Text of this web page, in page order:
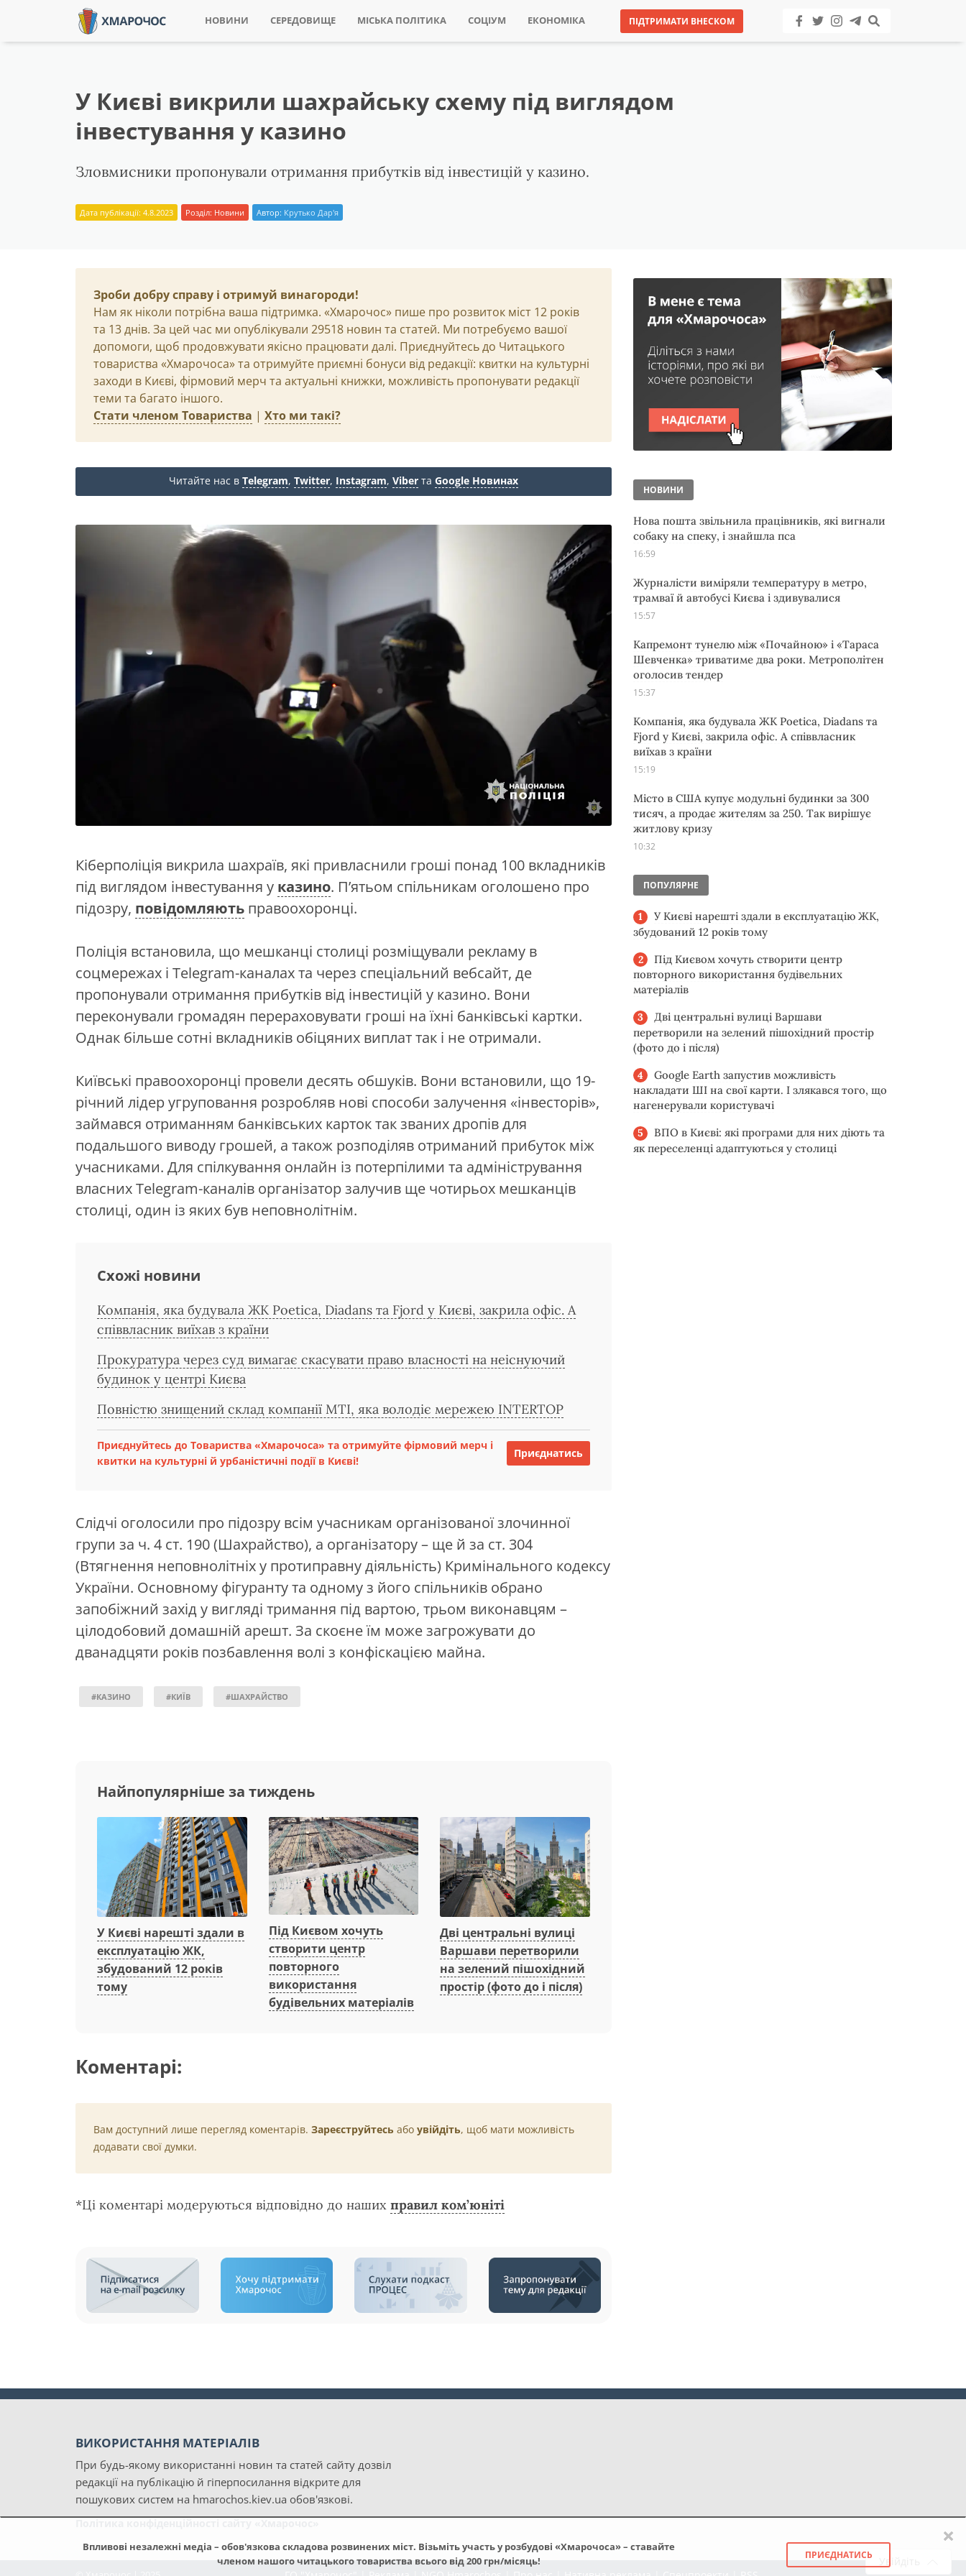
НОВИНИ СЕРЕДОВИЩЕ МІСЬКА ПОЛІТИКА СОЦІУМ ЕКОНОМІКА ПІДТРИМАТИ ВНЕСКОМ
×
Впливові незалежні медіа – обов'язкова складова розвинених міст. Візьміть участь у розбудові «Хмарочоса» – ставайте
членом нашого читацького товариства всього від 200 грн/місяць!
ПРИЄДНАТИСЬ
У Києві викрили шахрайську схему під виглядом
інвестування у казино
Зловмисники пропонували отримання прибутків від інвестицій у казино.
Дата публікації: 4.8.2023 Розділ: Новини Автор: Крутько Дар'я
Зроби добру справу і отримуй винагороди!
Нам як ніколи потрібна ваша підтримка. «Хмарочос» пише про розвиток міст 12 років
та 13 днів. За цей час ми опублікували 29518 новин та статей. Ми потребуємо вашої
допомоги, щоб продовжувати якісно працювати далі. Приєднуйтесь до Читацького
товариства «Хмарочоса» та отримуйте приємні бонуси від редакції: квитки на культурні
заходи в Києві, фірмовий мерч та актуальні книжки, можливість пропонувати редакції
теми та багато іншого.
Стати членом Товариства | Хто ми такі?
Читайте нас в Telegram, Twitter, Instagram, Viber та Google Новинах
Кіберполіція викрила шахраїв, які привласнили гроші понад 100 вкладників
під виглядом інвестування у казино. П’ятьом спільникам оголошено про
підозру, повідомляють правоохоронці.
Поліція встановила, що мешканці столиці розміщували рекламу в
соцмережах і Telegram-каналах та через спеціальний вебсайт, де
пропонували отримання прибутків від інвестицій у казино. Вони
переконували громадян перераховувати гроші на їхні банківські картки.
Однак більше сотні вкладників обіцяних виплат так і не отримали.
Київські правоохоронці провели десять обшуків. Вони встановили, що 19-
річний лідер угруповання розробляв нові способи залучення «інвесторів»,
займався отриманням банківських карток так званих дропів для
подальшого виводу грошей, а також розподіляв отриманий прибуток між
учасниками. Для спілкування онлайн із потерпілими та адміністрування
власних Telegram-каналів організатор залучив ще чотирьох мешканців
столиці, один із яких був неповнолітнім.
Схожі новини
Компанія, яка будувала ЖК Poetica, Diadans та Fjord у Києві, закрила офіс. А
співвласник виїхав з країни
Прокуратура через суд вимагає скасувати право власності на неіснуючий
будинок у центрі Києва
Повністю знищений склад компанії MTI, яка володіє мережею INTERTOP
Приєднуйтесь до Товариства «Хмарочоса» та отримуйте фірмовий мерч і
квитки на культурні й урбаністичні події в Києві!
Приєднатись
Слідчі оголосили про підозру всім учасникам організованої злочинної
групи за ч. 4 ст. 190 (Шахрайство), а організатору – ще й за ст. 304
(Втягнення неповнолітніх у протиправну діяльність) Кримінального кодексу
України. Основному фігуранту та одному з його спільників обрано
запобіжний захід у вигляді тримання під вартою, трьом виконавцям –
цілодобовий домашній арешт. За скоєне їм може загрожувати до
дванадцяти років позбавлення волі з конфіскацією майна.
#КАЗИНО #КИЇВ #ШАХРАЙСТВО
Найпопулярніше за тиждень
У Києві нарешті здали в
експлуатацію ЖК,
збудований 12 років
тому
Під Києвом хочуть
створити центр
повторного
використання
будівельних матеріалів
Дві центральні вулиці
Варшави перетворили
на зелений пішохідний
простір (фото до і після)
Коментарі:
Вам доступний лише перегляд коментарів. Зареєструйтесь або увійдіть, щоб мати можливість
додавати свої думки.
*Ці коментарі модеруються відповідно до наших правил ком’юніті
НОВИНИ
Нова пошта звільнила працівників, які вигнали
собаку на спеку, і знайшла пса
16:59
Журналісти виміряли температуру в метро,
трамваї й автобусі Києва і здивувалися
15:57
Капремонт тунелю між «Почайною» і «Тараса
Шевченка» триватиме два роки. Метрополітен
оголосив тендер
15:37
Компанія, яка будувала ЖК Poetica, Diadans та
Fjord у Києві, закрила офіс. А співвласник
виїхав з країни
15:19
Місто в США купує модульні будинки за 300
тисяч, а продає жителям за 250. Так вирішує
житлову кризу
10:32
ПОПУЛЯРНЕ
У Києві нарешті здали в експлуатацію ЖК,
збудований 12 років тому
Під Києвом хочуть створити центр
повторного використання будівельних
матеріалів
Дві центральні вулиці Варшави
перетворили на зелений пішохідний простір
(фото до і після)
Google Earth запустив можливість
накладати ШІ на свої карти. І злякався того, що
нагенерували користувачі
ВПО в Києві: які програми для них діють та
як переселенці адаптуються у столиці
ВИКОРИСТАННЯ МАТЕРІАЛІВ
При будь-якому використанні новин та статей сайту дозвіл
редакції на публікацію й гіперпосилання відкрите для
пошукових систем на hmarochos.kiev.ua обов'язкові.